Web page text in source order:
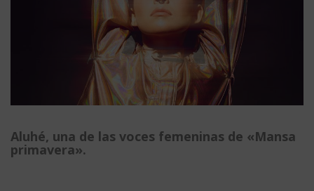
Aluhé, una de las voces femeninas de «Mansa
primavera».